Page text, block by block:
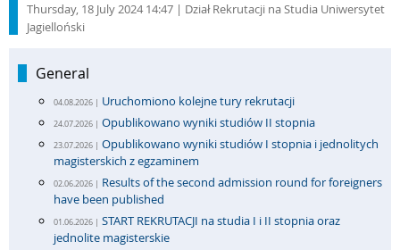
Thursday, 18 July 2024 14:47 | Dział Rekrutacji na Studia Uniwersytet
Jagielloński
General
04.08.2026 | Uruchomiono kolejne tury rekrutacji
24.07.2026 | Opublikowano wyniki studiów II stopnia
23.07.2026 | Opublikowano wyniki studiów I stopnia i jednolitych
magisterskich z egzaminem
02.06.2026 | Results of the second admission round for foreigners
have been published
01.06.2026 | START REKRUTACJI na studia I i II stopnia oraz
jednolite magisterskie